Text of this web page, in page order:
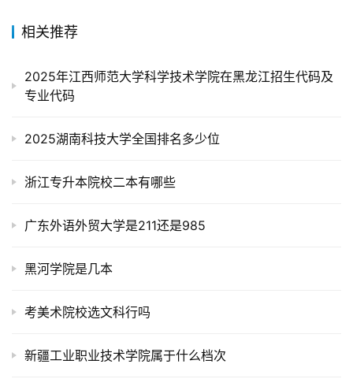
相关推荐
2025年江西师范大学科学技术学院在黑龙江招生代码及
专业代码
2025湖南科技大学全国排名多少位
浙江专升本院校二本有哪些
广东外语外贸大学是211还是985
黑河学院是几本
考美术院校选文科行吗
新疆工业职业技术学院属于什么档次